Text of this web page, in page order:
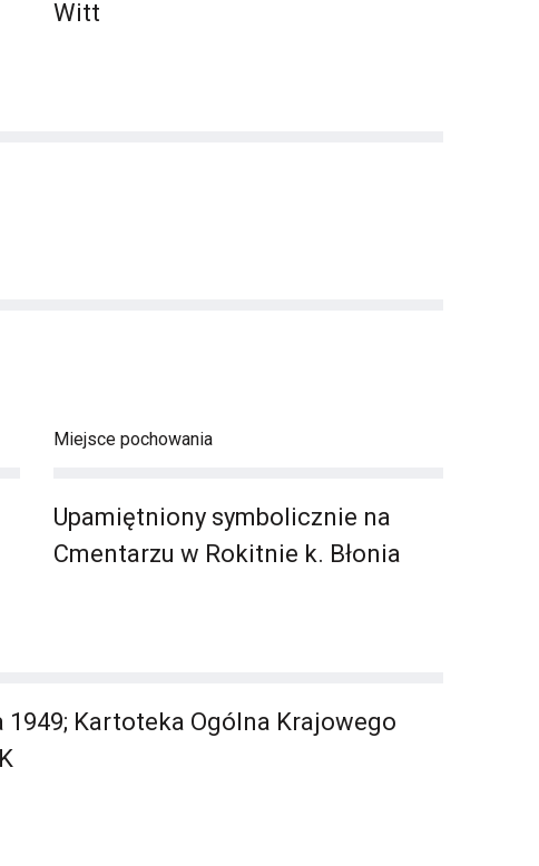
Witt
Miejsce pochowania
Upamiętniony symbolicznie na
Cmentarzu w Rokitnie k. Błonia
Kartoteka Ogólna Krajowego